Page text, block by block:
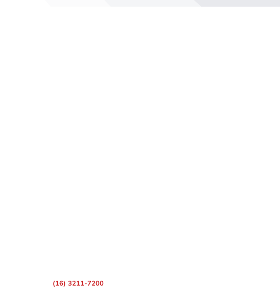
(16) 3211-7200